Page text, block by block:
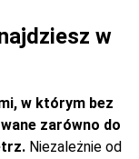
w
w którym bez
zarówno do
Niezależnie od